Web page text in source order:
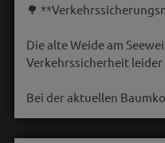
🌳
Die alte Weide am
Verkehrssicherheit
Bei der aktuellen